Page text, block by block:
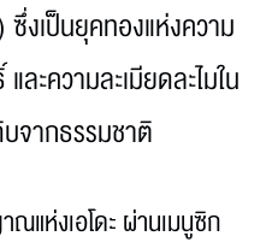
ซึ่งเป็นยุคทองแห่งความ
ะความละเมียดละไมใน
จากธรรมชาติ
แห่งเอโดะ ผ่านเมนูซิก